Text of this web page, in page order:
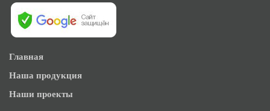
Главная
Наша продукция
Наши проекты